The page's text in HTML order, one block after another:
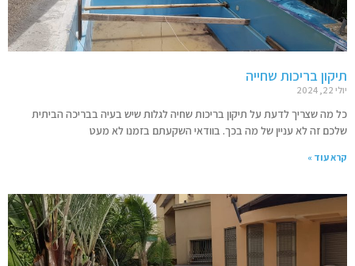
תיקון בריכות שחייה
יולי 22, 2024
כל מה שצריך לדעת על תיקון בריכות שחיה לגלות שיש בעיה בבריכה הביתית
שלכם זה לא עניין של מה בכך. בוודאי השקעתם בזמנו לא מעט
קרא עוד »